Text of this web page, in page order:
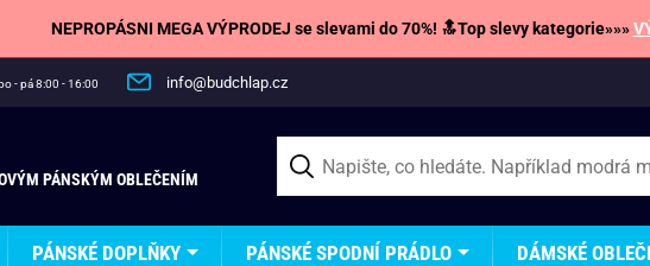
NEPROPÁSNI MEGA VÝPRODEJ se slevami do 70%! 🔝Top slevy kategorie»»»
- pá 8:00 - 16:00 info@budchlap.cz
PÁNSKÝM OBLEČENÍM
PÁNSKÉ DOPLŇKY PÁNSKÉ SPODNÍ PRÁDLO DÁMSKÉ